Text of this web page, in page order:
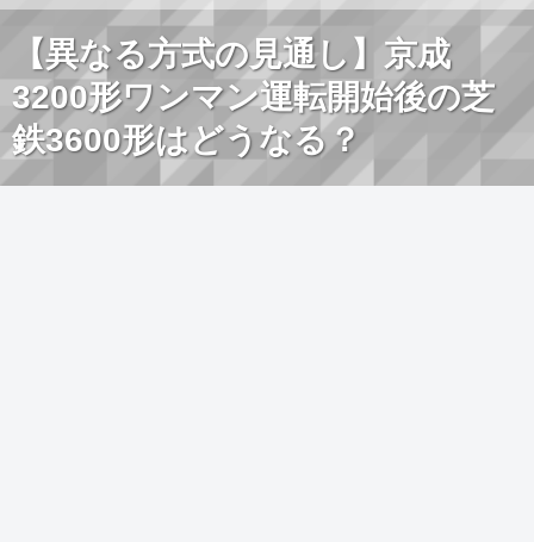
ルール サイトについて
【異なる方式の見通し】京成
3200形ワンマン運転開始後の芝
鉄3600形はどうなる？